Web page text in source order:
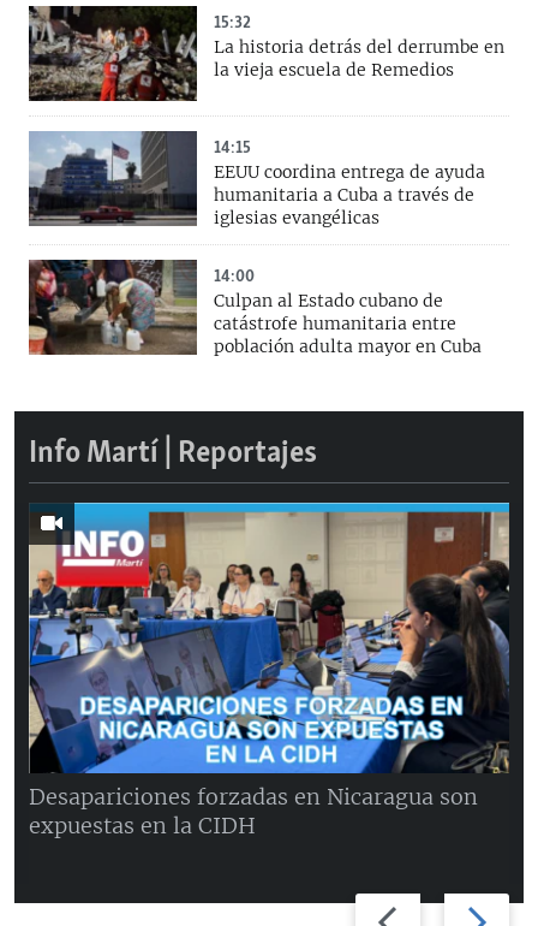
15:32
La historia detrás del derrumbe en
la vieja escuela de Remedios
14:15
EEUU coordina entrega de ayuda
humanitaria a Cuba a través de
iglesias evangélicas
14:00
Culpan al Estado cubano de
catástrofe humanitaria entre
población adulta mayor en Cuba
Info Martí | Reportajes
Previous Next
Desapariciones forzadas en Nicaragua son
expuestas en la CIDH